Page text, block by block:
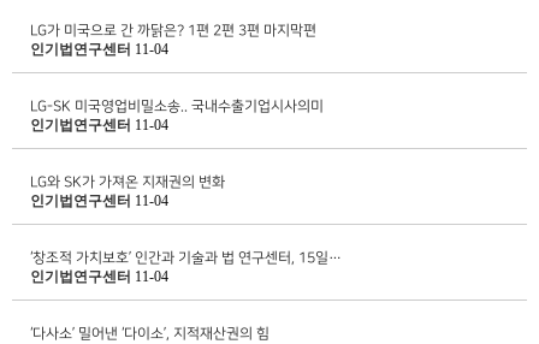
LG가 미국으로 간 까닭은? 1편 2편 3편 마지막편
인기법연구센터 11-04
LG-SK 미국영업비밀소송.. 국내수출기업시사의미
인기법연구센터 11-04
LG와 SK가 가져온 지재권의 변화
인기법연구센터 11-04
‘창조적 가치보호’ 인간과 기술과 법 연구센터, 15일…
인기법연구센터 11-04
‘다사소’ 밀어낸 ‘다이소’, 지적재산권의 힘